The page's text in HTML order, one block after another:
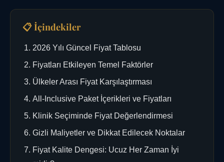
📋 İçindekiler
2026 Yılı Güncel Fiyat Tablosu
Fiyatları Etkileyen Temel Faktörler
Ülkeler Arası Fiyat Karşılaştırması
All-Inclusive Paket İçerikleri ve Fiyatları
Klinik Seçiminde Fiyat Değerlendirmesi
Gizli Maliyetler ve Dikkat Edilecek Noktalar
Fiyat Kalite Dengesi: Ucuz Her Zaman İyi